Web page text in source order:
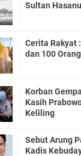
Sultan
Cerita Rakyat
dan 100
Korban
Kasih
Keliling
Sebut Arung
Kadis